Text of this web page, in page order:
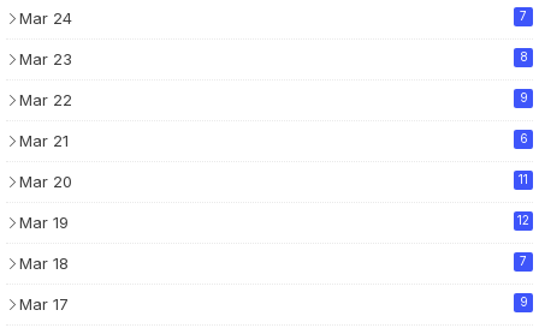
Mar 24 7
Mar 23 8
Mar 22 9
Mar 21 6
Mar 20 11
Mar 19 12
Mar 18 7
Mar 17 9